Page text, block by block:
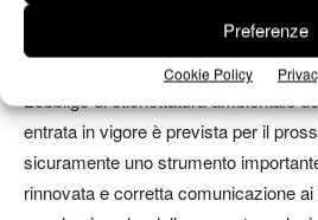
Preferenze
Cookie Policy
custodiscono), e allo stesso tempo
aziende in ottica sempre più green.
L’obbligo di etichettatura ambientale
entrata in vigore è prevista per il
sicuramente uno strumento
rinnovata e corretta comunicazione